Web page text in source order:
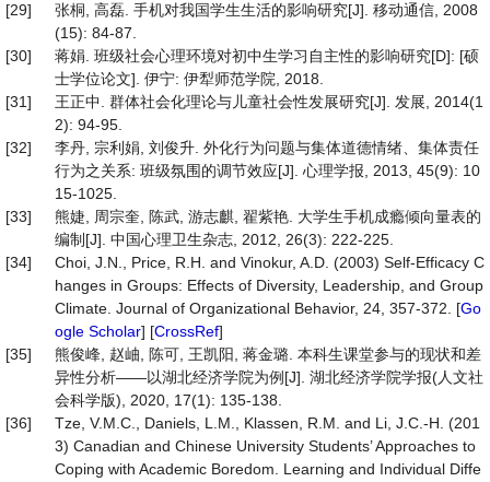
[29]
张桐, 高磊. 手机对我国学生生活的影响研究[J]. 移动通信, 2008
(15): 84-87.
[30]
蒋娟. 班级社会心理环境对初中生学习自主性的影响研究[D]: [硕
士学位论文]. 伊宁: 伊犁师范学院, 2018.
[31]
王正中. 群体社会化理论与儿童社会性发展研究[J]. 发展, 2014(1
2): 94-95.
[32]
李丹, 宗利娟, 刘俊升. 外化行为问题与集体道德情绪、集体责任
行为之关系: 班级氛围的调节效应[J]. 心理学报, 2013, 45(9): 10
15-1025.
[33]
熊婕, 周宗奎, 陈武, 游志麒, 翟紫艳. 大学生手机成瘾倾向量表的
编制[J]. 中国心理卫生杂志, 2012, 26(3): 222-225.
[34]
Choi, J.N., Price, R.H. and Vinokur, A.D. (2003) Self-Efficacy C
hanges in Groups: Effects of Diversity, Leadership, and Group
Climate. Journal of Organizational Behavior, 24, 357-372. [Go
ogle Scholar] [CrossRef]
[35]
熊俊峰, 赵岫, 陈可, 王凯阳, 蒋金璐. 本科生课堂参与的现状和差
异性分析——以湖北经济学院为例[J]. 湖北经济学院学报(人文社
会科学版), 2020, 17(1): 135-138.
[36]
Tze, V.M.C., Daniels, L.M., Klassen, R.M. and Li, J.C.-H. (201
3) Canadian and Chinese University Students’ Approaches to
Coping with Academic Boredom. Learning and Individual Diffe